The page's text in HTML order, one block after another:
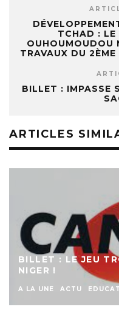
TCHAD : LE
OUHOUMOUDOU
TRAVAUX DU
BILLET : IMPASSE
ARTICLES
BILLET : LE JEU
NIGER !
A LA UNE ACTU